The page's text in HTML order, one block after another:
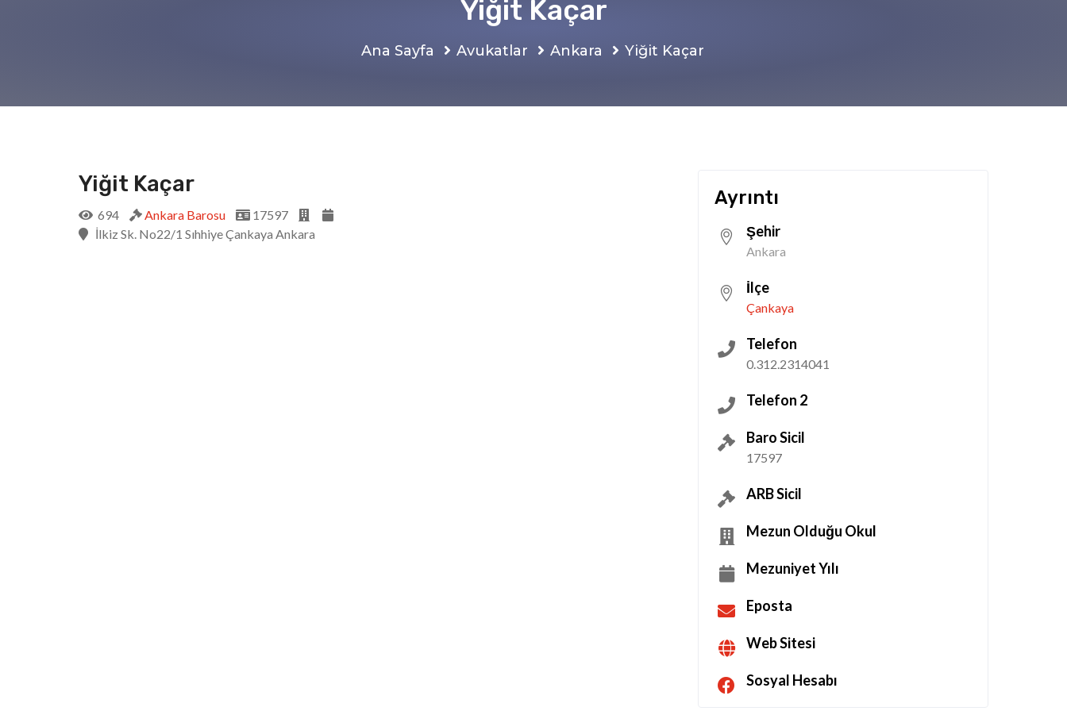
Yiğit Kaçar
Ana Sayfa Avukatlar Ankara Yiğit Kaçar
Yiğit Kaçar
694 Ankara Barosu
17597
İlkiz Sk. No22/1 Sıhhiye Çankaya Ankara
Ayrıntı
Şehir
Ankara
İlçe
Çankaya
Telefon
0.312.2314041
Telefon 2
Baro Sicil
17597
ARB Sicil
Mezun Olduğu Okul
Mezuniyet Yılı
Eposta
Web Sitesi
Sosyal Hesabı